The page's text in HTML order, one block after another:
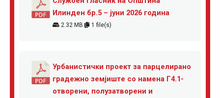
Илинден бр.5 – јуни 2026 година
2.32 MB 1 file(s)
Урбанистички проект за парцелирано
градежно земјиште со намена Г4.1-
отворени, полузатворени и